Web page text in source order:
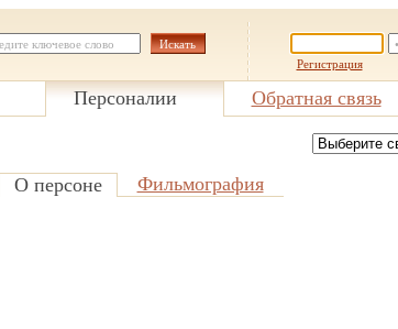
Регистрация
Персоналии Обратная связь
О персоне Фильмография